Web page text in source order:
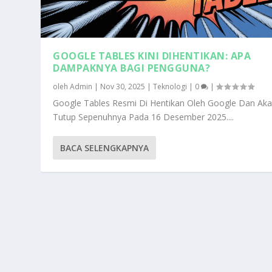
GOOGLE TABLES KINI DIHENTIKAN: APA
DAMPAKNYA BAGI PENGGUNA?
olehAdmin Nov 30, 2025 |Teknologi 0 |
Google Tables Resmi Di Hentikan Oleh Google Dan
Tutup Sepenuhnya Pada 16 Desember 2025....
BACA SELENGKAPNYA